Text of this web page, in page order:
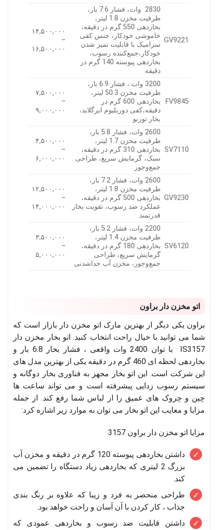
GV9221
2830 وات، فشار 7.6 بار،
ظرفیت مخزن 1.8 لیتر،
بخاردهی 550 گرم در دقیقه،
خاموشی خودکار، جنس کفی
سرامیک با قابلیت تمیز شدن
خودکار،جمع‌کننده رسوب،
بخاردهی پیوسته 140 گرم در
دقیقه
۱۴,۵۰۰,۰۰۰
–
۱۶,۵۰۰,۰۰۰
FV9845
3200 وات ، فشار 6.9 بار،
ظرفیت مخزن 50.3 لیتر،
بخاردهی 600 گرم در
دقیقه،کفی دوریلیوم ایرگلاید،
بخار توربو
۷,۵۰۰,۰۰۰
–
۹,۰۰۰,۰۰۰
SV7110
2600 وات، فشار 5.8 بار،
ظرفیت مخزن 1.7 لیتر،
بخاردهی 310 گرم در دقیقه،
سبک، گرمایش سریع، طراحی
جمع‌وجور
۴,۵۰۰,۰۰۰
–
۶,۰۰۰,۰۰۰
GV9230
2600 وات، فشار 7.2 بار،
ظرفیت مخزن 1.8 لیتر،
بخاردهی 500 گرم در دقیقه،
عملکرد ضد رسوب، تقویت بخار
قدرتمند
۱۲,۵۰۰,۰۰۰
–
۱۴,۰۰۰,۰۰۰
SV6120
2200 وات، فشار 5.2 بار،
ظرفیت مخزن 1.4 لیتر،
بخاردهی 180 گرم در دقیقه،
گرمایش سریع، طراحی
جمع‌وجور، مخزن آب جداشدنی
۳,۵۰۰,۰۰۰
–
۵,۰۰۰,۰۰۰
اتو مخزن دار براون
براون یکی دیگر از بهترین مارک اتو مخزن دار بازار است که
شما می توانید با خیال راحت انتخاب کنید. اتو بخار مخزن دار
IS3157 با توان 2400 وات واقعی ، فشار بخار 6.8 بار و
بخاردهی لحظه ای 460 گرم در دقیقه یکی از بهترین مدل های
این شرکت است. این اتو بخار مجهز به فناوری بخار دوگانه و
سیستم رسوب زدایی پیشرفته است و می تواند ساعت ها
چین و چروک های عمیق را از لباس شما رفع کند. از جمله
مزایا و معایب این اتو بخار می توان به موارد زیر اشاره کرد:
مزایا اتو مخزن دار براون 3157
داشتن بخاردهی پیوسته 120 گرم در دقیقه و مخزن آب
بزرگ 2 لیتری که بخاردهی زیاد دستگاه را تضمین می
کند.
طراحی منحصر به فرد و زیبا که علاوه بر رنگ بندی
جذاب ، کار کردن با آن آسان و راحت خواهد بود.
داشتن قابلیت ضد رسوب و بخاردهی عمودی که